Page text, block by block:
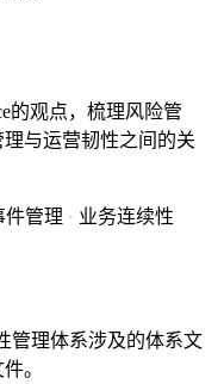
的观点，梳理风险管
与运营韧性之间的关
件管理
业务连续性
管理体系涉及的体系文
。